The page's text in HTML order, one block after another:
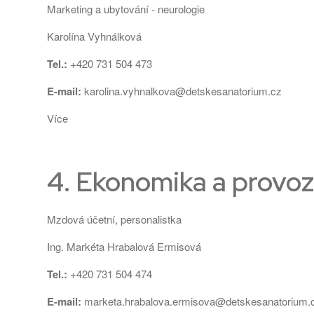
Marketing a ubytování - neurologie
Karolína Vyhnálková
Tel.: +420 731 504 473
E-mail: karolina.vyhnalkova@detskesanatorium.cz
Více
4. Ekonomika a provoz
Mzdová účetní, personalistka
Ing. Markéta Hrabalová Ermisová
Tel.: +420 731 504 474
E-mail: